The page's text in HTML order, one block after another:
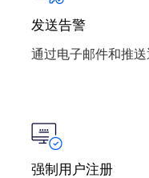
发送告警
通过电子邮件和推送
强制用户注册